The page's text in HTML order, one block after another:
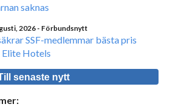
saknas
2026- Förbundsnytt
SSF-medlemmar bästa pris
Elite Hotels
senaste nytt